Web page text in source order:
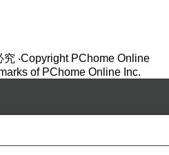
究 ‧Copyright PChome Online
of PChome Online Inc.